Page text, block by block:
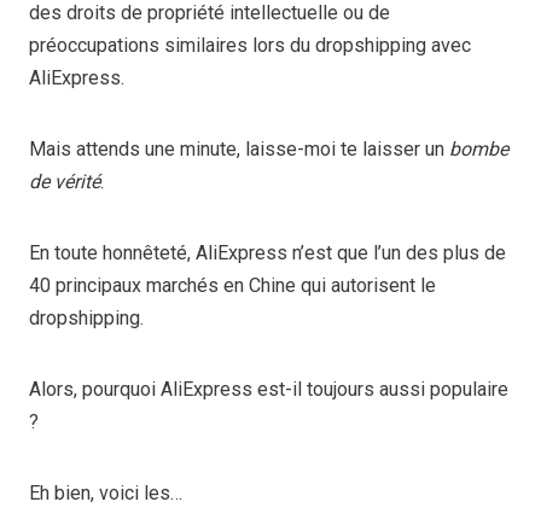
des droits de propriété intellectuelle ou de
préoccupations similaires lors du dropshipping avec
AliExpress.
Mais attends une minute, laisse-moi te laisser un bombe
de vérité.
En toute honnêteté, AliExpress n’est que l’un des plus de
40 principaux marchés en Chine qui autorisent le
dropshipping.
Alors, pourquoi AliExpress est-il toujours aussi populaire
?
Eh bien, voici les…